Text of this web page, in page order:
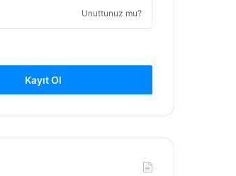
Unuttunuz mu?
Kayıt Ol